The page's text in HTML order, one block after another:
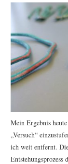
Mein Ergebnis
„Versuch“
ich weit entfernt.
Entstehungsprozess